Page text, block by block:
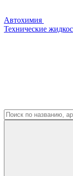
Автохимия
Технические